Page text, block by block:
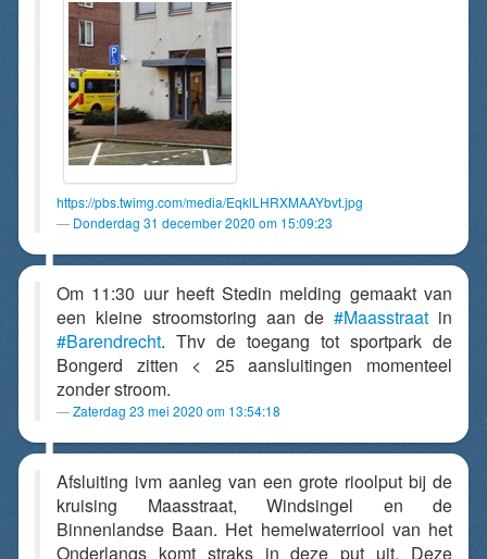
https://pbs.twimg.com/media/EqklLHRXMAAYbvt.jpg
Donderdag 31 december 2020 om 15:09:23
Om 11:30 uur heeft Stedin melding gemaakt van
een kleine stroomstoring aan de#Maasstraat in
#Barendrecht. Thv de toegang tot sportpark de
Bongerd zitten < 25 aansluitingen momenteel
zonder stroom.
Zaterdag 23 mei 2020 om 13:54:18
Afsluiting ivm aanleg van een grote rioolput bij de
kruising Maasstraat, Windsingel en de
Binnenlandse Baan. Het hemelwaterriool van het
Onderlangs komt straks in deze put uit. Deze